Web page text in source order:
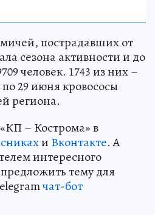
пострадавших от
сезона активности и до
человек. 1743 из них –
29 июня кровососы
региона.
– Кострома» в
и Вконтакте. А
интересного
тему для
чат-бот